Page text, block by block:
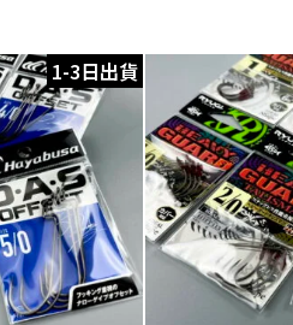
1-3日出貨